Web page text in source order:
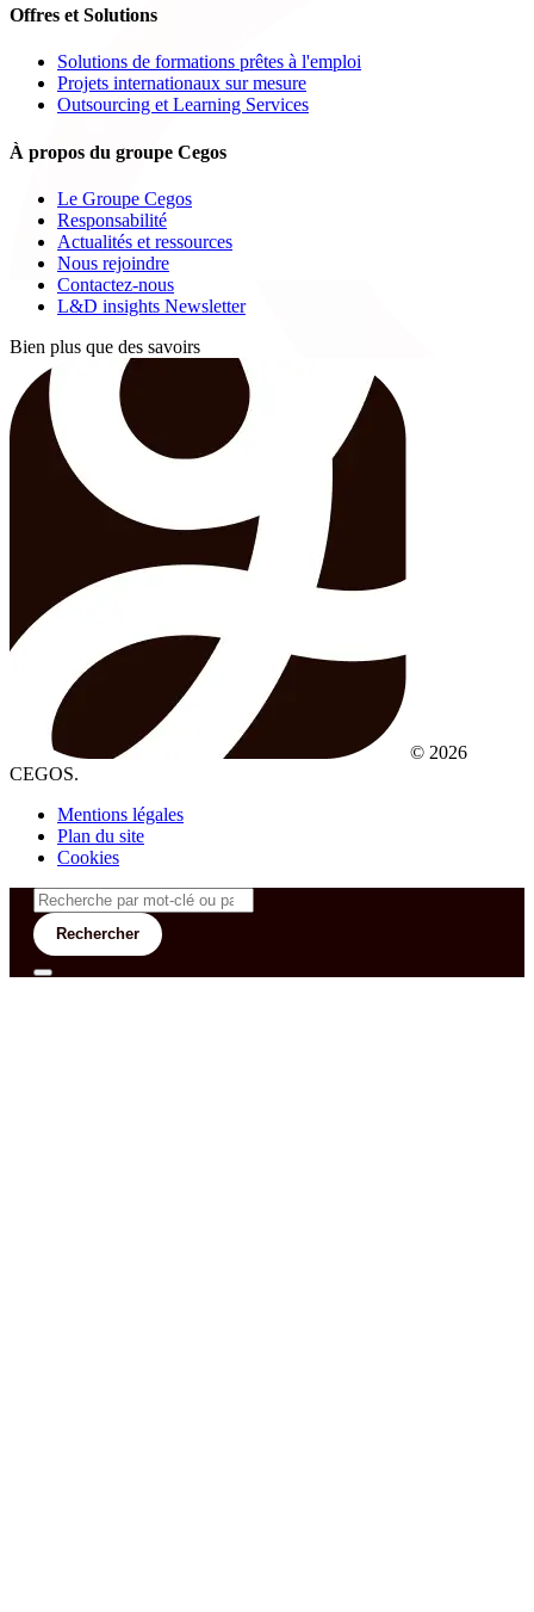
Offres et Solutions
Solutions de formations prêtes à l'emploi
Projets internationaux sur mesure
Outsourcing et Learning Services
À propos du groupe Cegos
Le Groupe Cegos
Responsabilité
Actualités et ressources
Nous rejoindre
Contactez-nous
L&D insights Newsletter
Bien plus que des savoirs
© 2026
CEGOS.
Mentions légales
Plan du site
Cookies
Rechercher